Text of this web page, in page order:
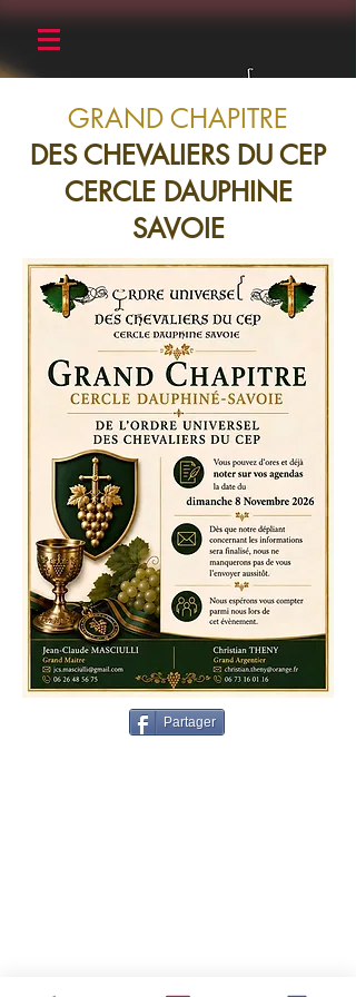
GRAND CHAPITRE
DES CHEVALIERS DU CEP
CERCLE DAUPHINE
SAVOIE
Partager